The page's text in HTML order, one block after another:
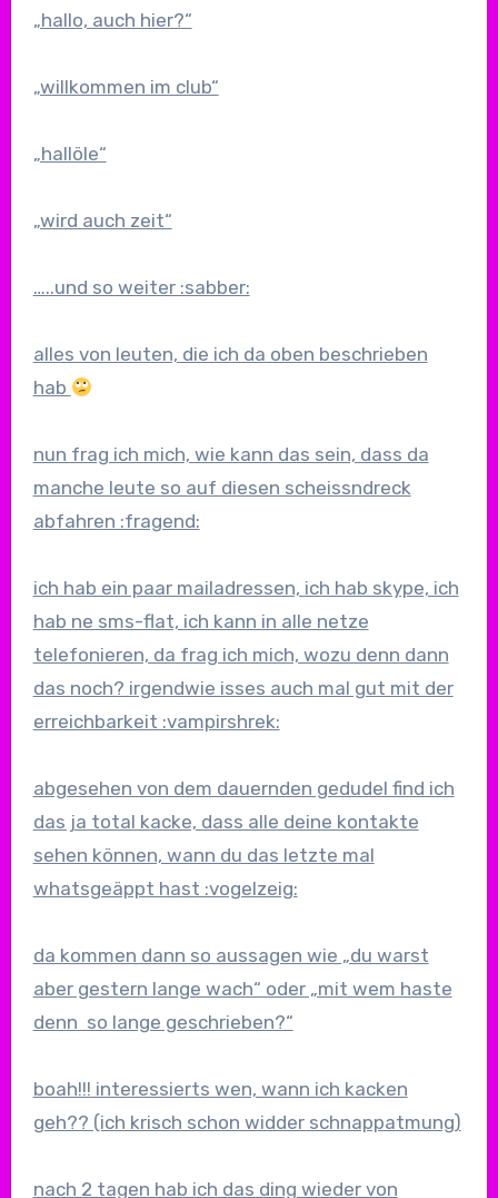
„hallo, auch hier?“
„willkommen im club“
„hallöle“
„wird auch zeit“
…..und so weiter :sabber:
alles von leuten, die ich da oben beschrieben
hab
nun frag ich mich, wie kann das sein, dass da
manche leute so auf diesen scheissndreck
abfahren :fragend:
ich hab ein paar mailadressen, ich hab skype, ich
hab ne sms-flat, ich kann in alle netze
telefonieren, da frag ich mich, wozu denn dann
das noch? irgendwie isses auch mal gut mit der
erreichbarkeit :vampirshrek:
abgesehen von dem dauernden gedudel find ich
das ja total kacke, dass alle deine kontakte
sehen können, wann du das letzte mal
whatsgeäppt hast :vogelzeig:
da kommen dann so aussagen wie „du warst
aber gestern lange wach“ oder „mit wem haste
denn so lange geschrieben?“
boah!!! interessierts wen, wann ich kacken
geh?? (ich krisch schon widder schnappatmung)
nach 2 tagen hab ich das ding wieder von